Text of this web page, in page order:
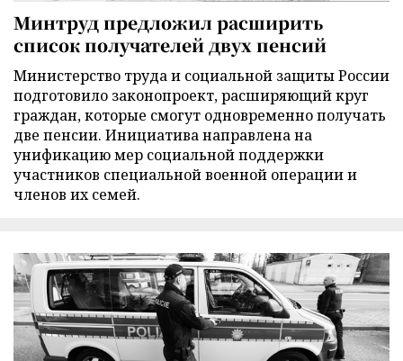
Минтруд предложил расширить
список получателей двух пенсий
Министерство труда и социальной защиты России
подготовило законопроект, расширяющий круг
граждан, которые смогут одновременно получать
две пенсии. Инициатива направлена на
унификацию мер социальной поддержки
участников специальной военной операции и
членов их семей.